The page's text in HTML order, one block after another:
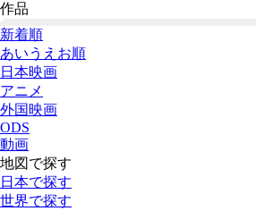
作品
新着順
あいうえお順
日本映画
アニメ
外国映画
ODS
動画
地図で探す
日本で探す
世界で探す